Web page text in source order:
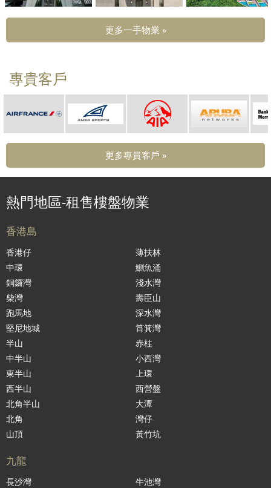
更多一手物業 »
專貴客戶
更多專貴客戶 »
熱門地區-租售樓盤物業
香港島
香港仔
中環
銅鑼灣
柴灣
跑馬地
堅尼地城
半山
中半山
東半山
西半山
北角半山
北角
山頂
薄扶林
鰂魚涌
淺水灣
壽臣山
深水灣
筲箕灣
赤柱
小西灣
上環
西營盤
大潭
灣仔
黃竹坑
九龍
長沙灣
牛池灣